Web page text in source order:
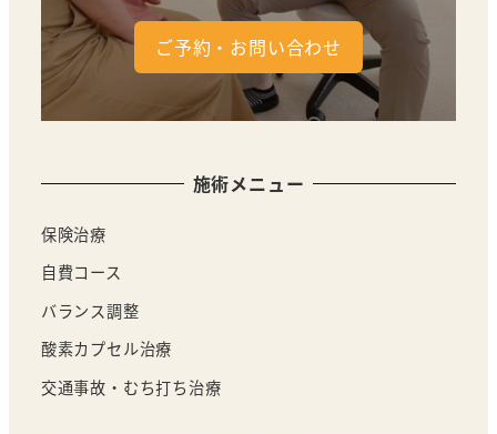
ご予約・お問い合わせ
施術メニュー
保険治療
自費コース
バランス調整
酸素カプセル治療
交通事故・むち打ち治療